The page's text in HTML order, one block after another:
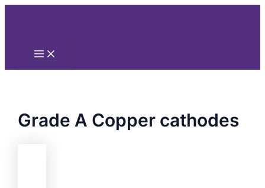
Nhảy
Main
Grade A Copper cathodes